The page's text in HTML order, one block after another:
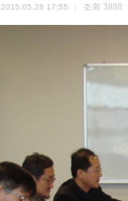
2015.05.28 17:55 조회 3888